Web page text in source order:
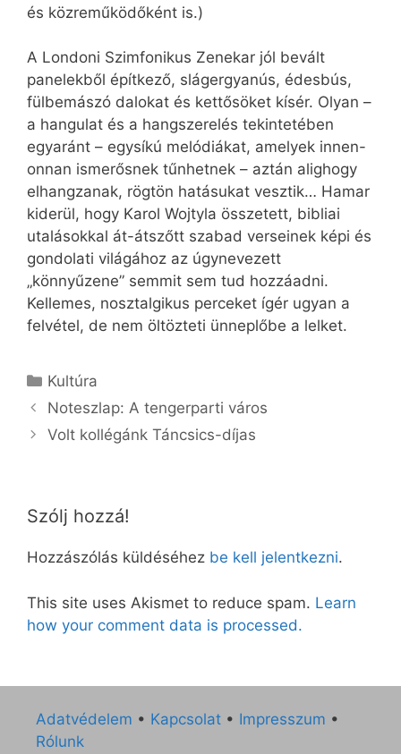
és közreműködőként is.)
A Londoni Szimfonikus Zenekar jól bevált
panelekből építkező, slágergyanús, édesbús,
fülbemászó dalokat és kettősöket kísér. Olyan –
a hangulat és a hangszerelés tekintetében
egyaránt – egysíkú melódiákat, amelyek innen-
onnan ismerősnek tűnhetnek – aztán alighogy
elhangzanak, rögtön hatásukat vesztik… Hamar
kiderül, hogy Karol Wojtyla összetett, bibliai
utalásokkal át-átszőtt szabad verseinek képi és
gondolati világához az úgynevezett
„könnyűzene” semmit sem tud hozzáadni.
Kellemes, nosztalgikus perceket ígér ugyan a
felvétel, de nem öltözteti ünneplőbe a lelket.
Kategória
Kultúra
Noteszlap: A tengerparti város
Volt kollégánk Táncsics-díjas
Szólj hozzá!
Hozzászólás küldéséhez be kell jelentkezni.
This site uses Akismet to reduce spam. Learn
how your comment data is processed.
Adatvédelem • Kapcsolat • Impresszum •
Rólunk